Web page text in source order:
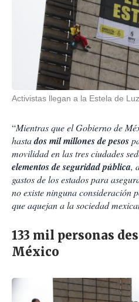
Activistas llegan a la Estela de Luz
“Mientras que el Gobierno de
hastados mil millones de pesos
movilidad en las tres ciudades
elementos de seguridad pública,
gastos de los estados para
no existe ninguna consideración
que aquejan a la sociedad
133 mil personas
México